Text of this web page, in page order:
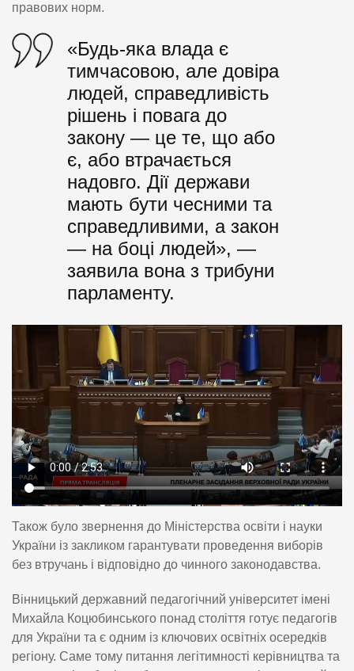
правових норм.
«Будь-яка влада є
тимчасовою, але довіра
людей, справедливість
рішень і повага до
закону — це те, що або
є, або втрачається
надовго. Дії держави
мають бути чесними та
справедливими, а закон
— на боці людей», —
заявила вона з трибуни
парламенту.
Також було звернення до Міністерства освіти і науки
України із закликом гарантувати проведення виборів
без втручань і відповідно до чинного законодавства.
Вінницький державний педагогічний університет імені
Михайла Коцюбинського понад століття готує педагогів
для України та є одним із ключових освітніх осередків
регіону. Саме тому питання легітимності керівництва та